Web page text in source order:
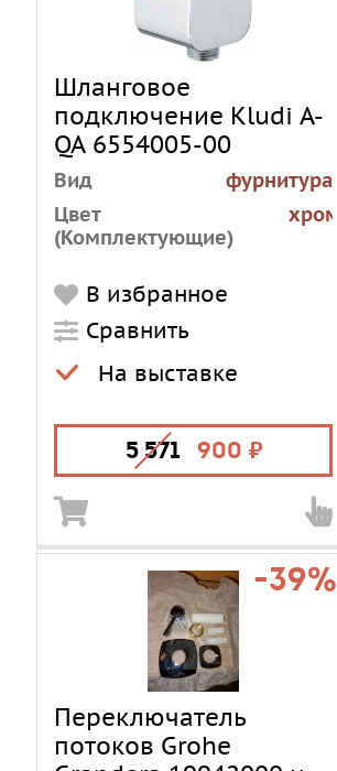
Шланговое
подключение Kludi A-
QA 6554005-00
Вид
фурнитура
Цвет
(Комплектующие)
хром
(Комплектующие)
Излив
IS_AVAILABLE
В избранное
Сравнить
На выставке
5 571 900
-39%
Переключатель
потоков Grohe